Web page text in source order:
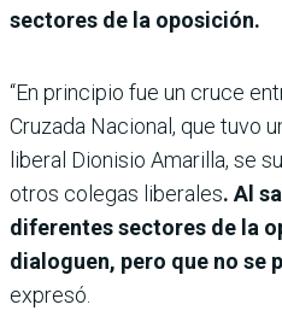
sectores de la oposición.
“En principio fue un cruce
Cruzada Nacional, que tuvo
liberal Dionisio Amarilla, se
otros colegas liberales. Al
diferentes sectores de la
dialoguen, pero que no se
expresó.